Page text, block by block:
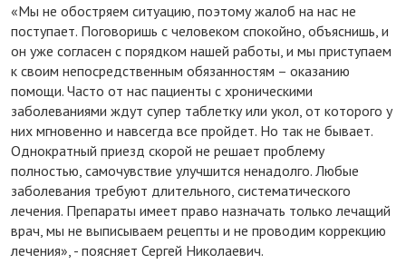
«Мы не обостряем ситуацию, поэтому жалоб на нас не
поступает. Поговоришь с человеком спокойно, объяснишь, и
он уже согласен с порядком нашей работы, и мы приступаем
к своим непосредственным обязанностям – оказанию
помощи. Часто от нас пациенты с хроническими
заболеваниями ждут супер таблетку или укол, от которого у
них мгновенно и навсегда все пройдет. Но так не бывает.
Однократный приезд скорой не решает проблему
полностью, самочувствие улучшится ненадолго. Любые
заболевания требуют длительного, систематического
лечения. Препараты имеет право назначать только лечащий
врач, мы не выписываем рецепты и не проводим коррекцию
лечения», - поясняет Сергей Николаевич.